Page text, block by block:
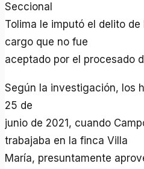
Seccional
Tolima le imputó el delito
cargo que no fue
aceptado por el procesado
Según la investigación, los
25 de
junio de 2021, cuando
trabajaba en la finca Villa
María, presuntamente